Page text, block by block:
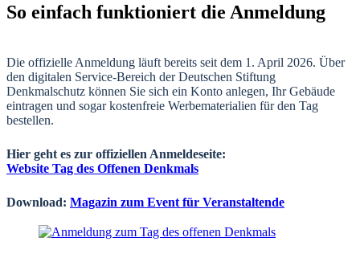
So einfach funktioniert die Anmeldung
Die offizielle Anmeldung läuft bereits seit dem 1. April 2026. Über
den digitalen Service-Bereich der Deutschen Stiftung
Denkmalschutz können Sie sich ein Konto anlegen, Ihr Gebäude
eintragen und sogar kostenfreie Werbematerialien für den Tag
bestellen.
Hier geht es zur offiziellen Anmeldeseite:
Website Tag des Offenen Denkmals
Download: Magazin zum Event für Veranstaltende